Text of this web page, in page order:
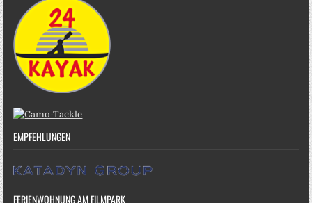
EMPFEHLUNGEN
FERIENWOHNUNG AM FILMPARK